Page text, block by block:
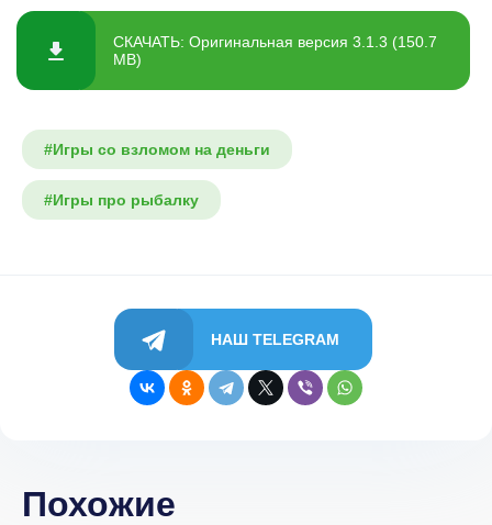
СКАЧАТЬ: Оригинальная версия 3.1.3 (150.7
MB)
#Игры со взломом на деньги
#Игры про рыбалку
НАШ TELEGRAM
Похожие